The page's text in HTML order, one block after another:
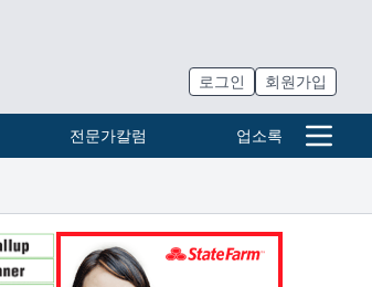
로그인 회원가입
전문가칼럼 업소록